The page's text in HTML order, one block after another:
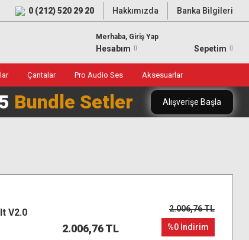
0 (212) 520 29 20 Hakkımızda Banka Bilgileri
Merhaba, Giriş Yap
Hesabım Sepetim
Çantalar Pro Audio Ses Aksesuarlar
Bundle Setler Alışverişe Başla
V2.0
2.006,76 TL
2.006,76 TL
%0 İndirim